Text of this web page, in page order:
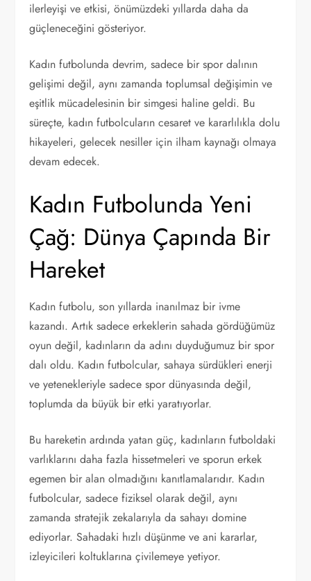
ilerleyişi ve etkisi, önümüzdeki yıllarda daha da
güçleneceğini gösteriyor.
Kadın futbolunda devrim, sadece bir spor dalının
gelişimi değil, aynı zamanda toplumsal değişimin ve
eşitlik mücadelesinin bir simgesi haline geldi. Bu
süreçte, kadın futbolcuların cesaret ve kararlılıkla dolu
hikayeleri, gelecek nesiller için ilham kaynağı olmaya
devam edecek.
Kadın Futbolunda Yeni
Çağ: Dünya Çapında Bir
Hareket
Kadın futbolu, son yıllarda inanılmaz bir ivme
kazandı. Artık sadece erkeklerin sahada gördüğümüz
oyun değil, kadınların da adını duyduğumuz bir spor
dalı oldu. Kadın futbolcular, sahaya sürdükleri enerji
ve yetenekleriyle sadece spor dünyasında değil,
toplumda da büyük bir etki yaratıyorlar.
Bu hareketin ardında yatan güç, kadınların futboldaki
varlıklarını daha fazla hissetmeleri ve sporun erkek
egemen bir alan olmadığını kanıtlamalarıdır. Kadın
futbolcular, sadece fiziksel olarak değil, aynı
zamanda stratejik zekalarıyla da sahayı domine
ediyorlar. Sahadaki hızlı düşünme ve ani kararlar,
izleyicileri koltuklarına çivilemeye yetiyor.